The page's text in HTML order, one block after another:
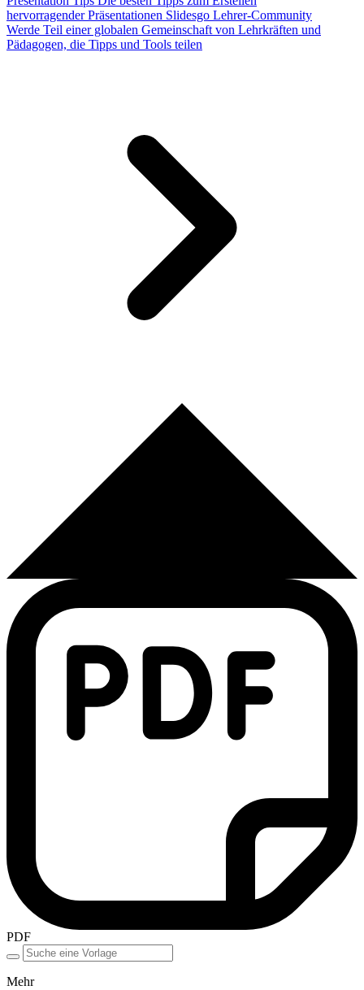
hervorragender Präsentationen Slidesgo Lehrer-Community
Werde Teil einer globalen Gemeinschaft von Lehrkräften und
Pädagogen, die Tipps und Tools teilen
PDF
Mehr